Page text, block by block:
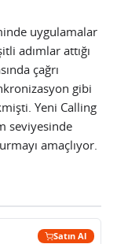
uygulamalar
adımlar attığı
çağrı
gibi
Yeni Calling
seviyesinde
amaçlıyor.
Satın Al